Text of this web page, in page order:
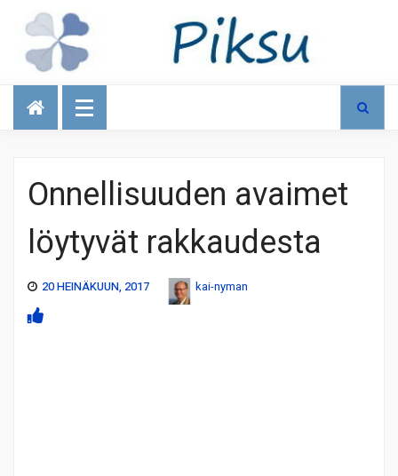
Talous
Onnellisuuden avaimet
löytyvät rakkaudesta
20 HEINÄKUUN, 2017 kai-nyman